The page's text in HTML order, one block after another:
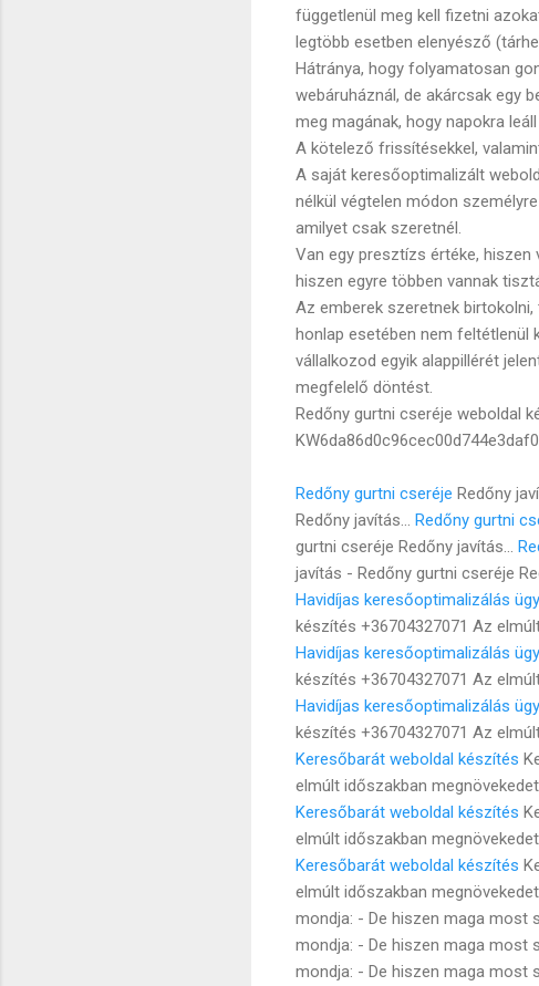
függetlenül meg kell fizetni
legtöbb esetben elenyésző
Hátránya, hogy folyamatosan
webáruháznál, de akárcsak egy
meg magának, hogy napokra
A kötelező frissítésekkel,
A saját keresőoptimalizált
nélkül végtelen módon
amilyet csak szeretnél.
Van egy presztízs értéke,
hiszen egyre többen vannak
Az emberek szeretnek
honlap esetében nem feltétlenül
vállalkozod egyik alappillérét
megfelelő döntést.
Redőny gurtni cseréje weboldal
Redőny gurtni cseréje Redőny
Redőny javítás... Redőny gurtni
gurtni cseréje Redőny javítás...
javítás - Redőny gurtni cseréje
Havidíjas keresőoptimalizálás
készítés +36704327071 Az
Havidíjas keresőoptimalizálás
készítés +36704327071 Az
Havidíjas keresőoptimalizálás
készítés +36704327071 Az
Keresőbarát weboldal készítés
elmúlt időszakban
Keresőbarát weboldal készítés
elmúlt időszakban
Keresőbarát weboldal készítés
elmúlt időszakban
mondja: - De hiszen maga most
mondja: - De hiszen maga most
mondja: - De hiszen maga most